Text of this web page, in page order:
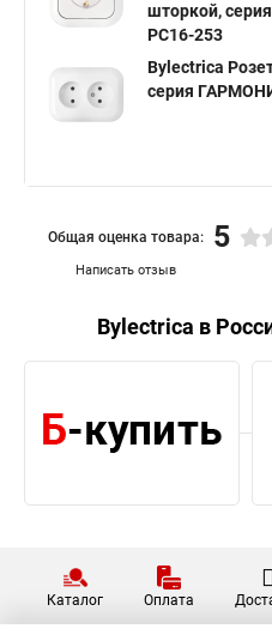
шторкой,
РС16-253
Bylectrica
серия
Написать отзыв
Общая оценка товара: 5
Bylectrica в
Каталог Оплата